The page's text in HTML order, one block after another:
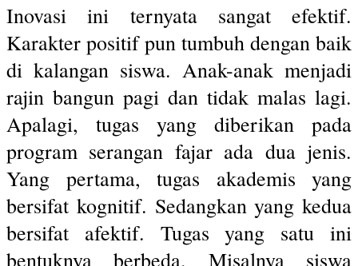
Inovasi ini ternyata sangat efektif.
Karakter positif pun tumbuh dengan baik
di kalangan siswa. Anak-anak menjadi
rajin bangun pagi dan tidak malas lagi.
Apalagi, tugas yang diberikan pada
program serangan fajar ada dua jenis.
Yang pertama, tugas akademis yang
bersifat kognitif. Sedangkan yang kedua
bersifat afektif. Tugas yang satu ini
bentuknya berbeda. Misalnya siswa